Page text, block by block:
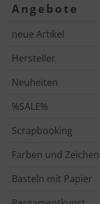
Springe zum
Springe zu den
Angebote
neue Artikel
Hersteller
Neuheiten
%SALE%
Scrapbooking
Farben und
Basteln mit Papier